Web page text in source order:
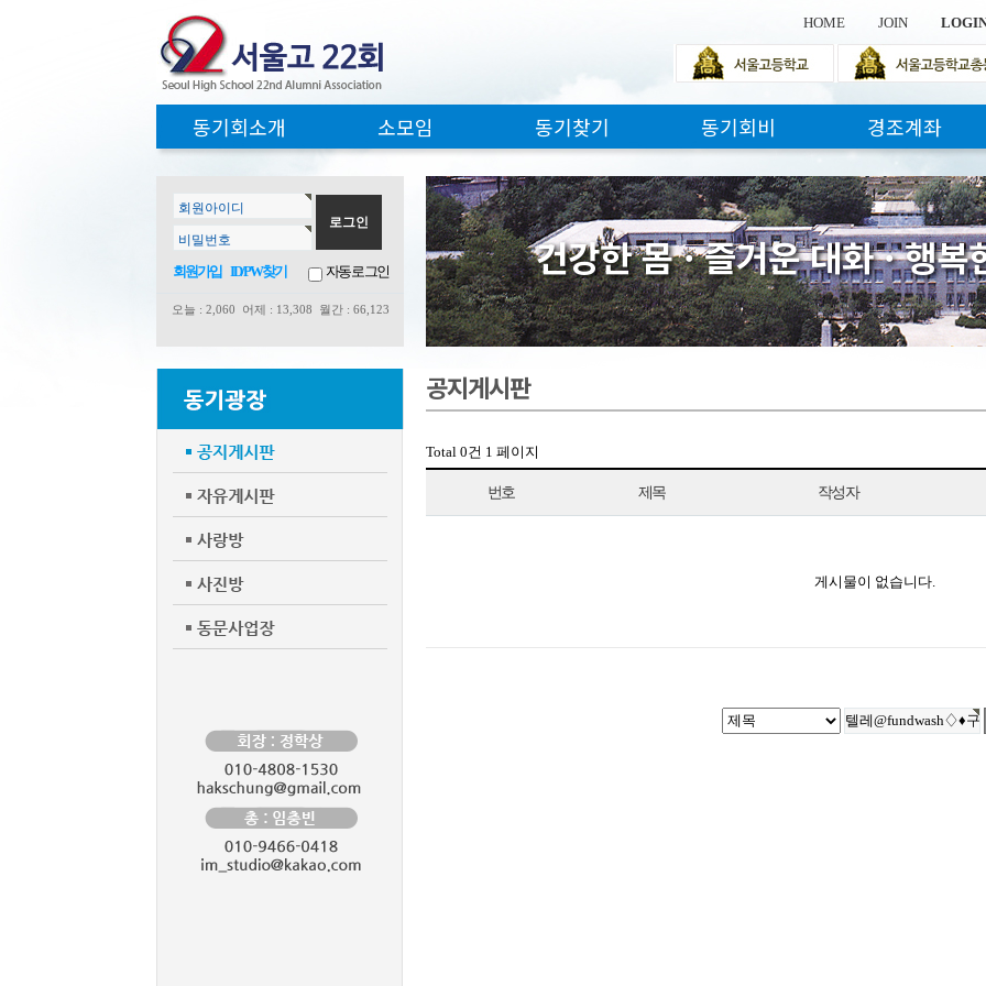
HOME JOIN
동기회소개 소모임 동기찾기 동기회비 경조계좌
건강한몸·즐거운대화·행복
회원아이디
비밀번호
회원가입 ID/PW찾기 자동로그인
오늘 : 2,060 어제 : 13,308 월간 : 66,123
공지게시판
Total 0건 1 페이지
번호 제목 작성자
게시물이 없습니다.